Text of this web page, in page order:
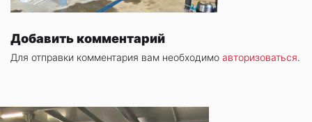
Добавить комментарий
Для отправки комментария вам необходимо авторизоваться.